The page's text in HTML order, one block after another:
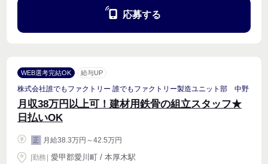
応募する
WEB選考完結OK 給与UP
株式会社誰でもファクトリー 誰でもファクトリー製造ユニット部 中野
月収38万円以上可！建材用鉄骨の組立スタッフ★
日払いOK
正 月給38.3万円～42.5万円
|勤務 愛甲郡愛川町 / 本厚木駅